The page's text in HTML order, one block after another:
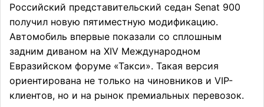
Российский представительский седан Senat 900
получил новую пятиместную модификацию.
Автомобиль впервые показали со сплошным
задним диваном на XIV Международном
Евразийском форуме «Такси». Такая версия
ориентирована не только на чиновников и VIP-
клиентов, но и на рынок премиальных перевозок.